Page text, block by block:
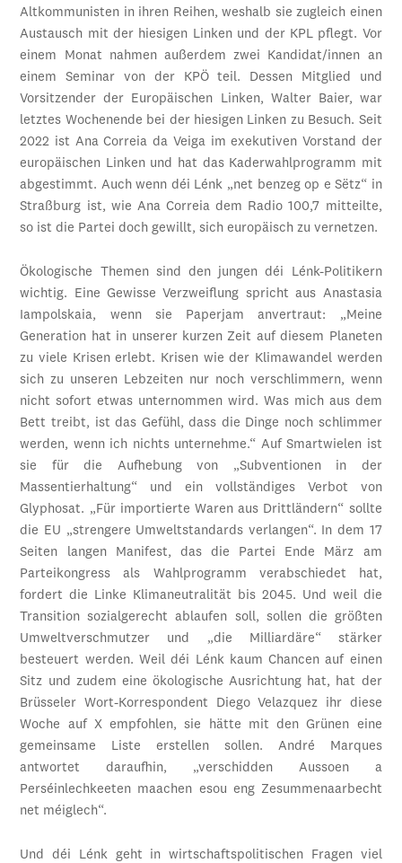
Altkommunisten in ihren Reihen, weshalb sie zugleich einen
Austausch mit der hiesigen Linken und der KPL pflegt. Vor
einem Monat nahmen außerdem zwei Kandidat/innen an
einem Seminar von der KPÖ teil. Dessen Mitglied und
Vorsitzender der Europäischen Linken, Walter Baier, war
letztes Wochenende bei der hiesigen Linken zu Besuch. Seit
2022 ist Ana Correia da Veiga im exekutiven Vorstand der
europäischen Linken und hat das Kaderwahlprogramm mit
abgestimmt. Auch wenn déi Lénk „net benzeg op e Sëtz“ in
Straßburg ist, wie Ana Correia dem Radio 100,7 mitteilte,
so ist die Partei doch gewillt, sich europäisch zu vernetzen.
Ökologische Themen sind den jungen déi Lénk-Politikern
wichtig. Eine Gewisse Verzweiflung spricht aus Anastasia
Iampolskaia, wenn sie Paperjam anvertraut: „Meine
Generation hat in unserer kurzen Zeit auf diesem Planeten
zu viele Krisen erlebt. Krisen wie der Klimawandel werden
sich zu unseren Lebzeiten nur noch verschlimmern, wenn
nicht sofort etwas unternommen wird. Was mich aus dem
Bett treibt, ist das Gefühl, dass die Dinge noch schlimmer
werden, wenn ich nichts unternehme.“ Auf Smartwielen ist
sie für die Aufhebung von „Subventionen in der
Massentierhaltung“ und ein vollständiges Verbot von
Glyphosat. „Für importierte Waren aus Drittländern“ sollte
die EU „strengere Umweltstandards verlangen“. In dem 17
Seiten langen Manifest, das die Partei Ende März am
Parteikongress als Wahlprogramm verabschiedet hat,
fordert die Linke Klimaneutralität bis 2045. Und weil die
Transition sozialgerecht ablaufen soll, sollen die größten
Umweltverschmutzer und „die Milliardäre“ stärker
besteuert werden. Weil déi Lénk kaum Chancen auf einen
Sitz und zudem eine ökologische Ausrichtung hat, hat der
Brüsseler Wort-Korrespondent Diego Velazquez ihr diese
Woche auf X empfohlen, sie hätte mit den Grünen eine
gemeinsame Liste erstellen sollen. André Marques
antwortet daraufhin, „verschidden Aussoen a
Perséinlechkeeten maachen esou eng Zesummenaarbecht
net méiglech“.
Und déi Lénk geht in wirtschaftspolitischen Fragen viel